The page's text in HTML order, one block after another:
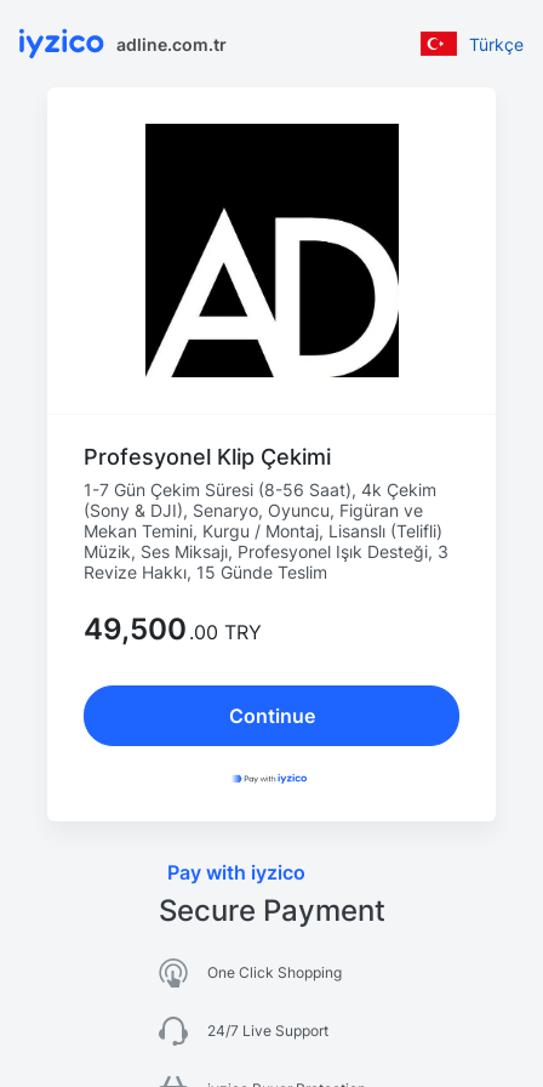
adline.com.tr Türkçe
Profesyonel Klip Çekimi
1-7 Gün Çekim Süresi (8-56 Saat), 4k Çekim
(Sony & DJI), Senaryo, Oyuncu, Figüran ve
Mekan Temini, Kurgu / Montaj, Lisanslı (Telifli)
Müzik, Ses Miksajı, Profesyonel Işık Desteği, 3
Revize Hakkı, 15 Günde Teslim
49,500 .00 TRY
Continue
Pay with iyzico
Secure Payment
One Click Shopping
24/7 Live Support